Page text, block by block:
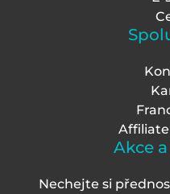
Akce
Nechejte si